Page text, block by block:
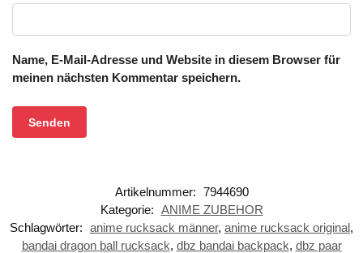
Name, E-Mail-Adresse und Website in diesem Browser für
meinen nächsten Kommentar speichern.
Artikelnummer: 7944690
Kategorie: ANIME ZUBEHOR
Schlagwörter: anime rucksack männer, anime rucksack original,
bandai dragon ball rucksack, dbz bandai backpack, dbz paar